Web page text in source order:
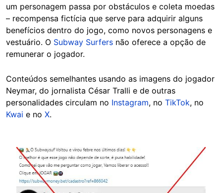
um personagem passa por obstáculos e coleta moedas
– recompensa fictícia que serve para adquirir alguns
benefícios dentro do jogo, como novos personagens e
vestuário. O Subway Surfers não oferece a opção de
remunerar o jogador.
Conteúdos semelhantes usando as imagens do jogador
Neymar, do jornalista César Tralli e de outras
personalidades circulam no Instagram, no TikTok, no
Kwai e no X.
Image